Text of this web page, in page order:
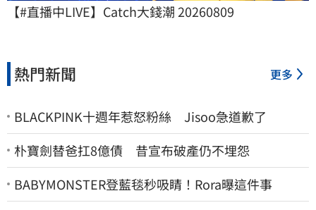
【#直播中LIVE】Catch大錢潮 20260809
熱門新聞 更多
BLACKPINK十週年惹怒粉絲 Jisoo急道歉了
朴寶劍替爸扛8億債 昔宣布破產仍不埋怨
BABYMONSTER登藍毯秒吸睛！Rora曝這件事